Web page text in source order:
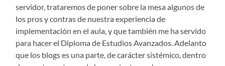
servidor, trataremos de poner sobre la mesa algunos de
los pros y contras de nuestra experiencia de
implementación en el aula, y que también me ha servido
para hacer el Diploma de Estudios Avanzados. Adelanto
que los blogs es una parte, de carácter sistémico, dentro